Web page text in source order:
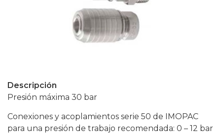
Descripción
Presión máxima 30 bar
Conexiones y acoplamientos serie 50 de IMOPAC
para una presión de trabajo recomendada: 0 – 12 bar